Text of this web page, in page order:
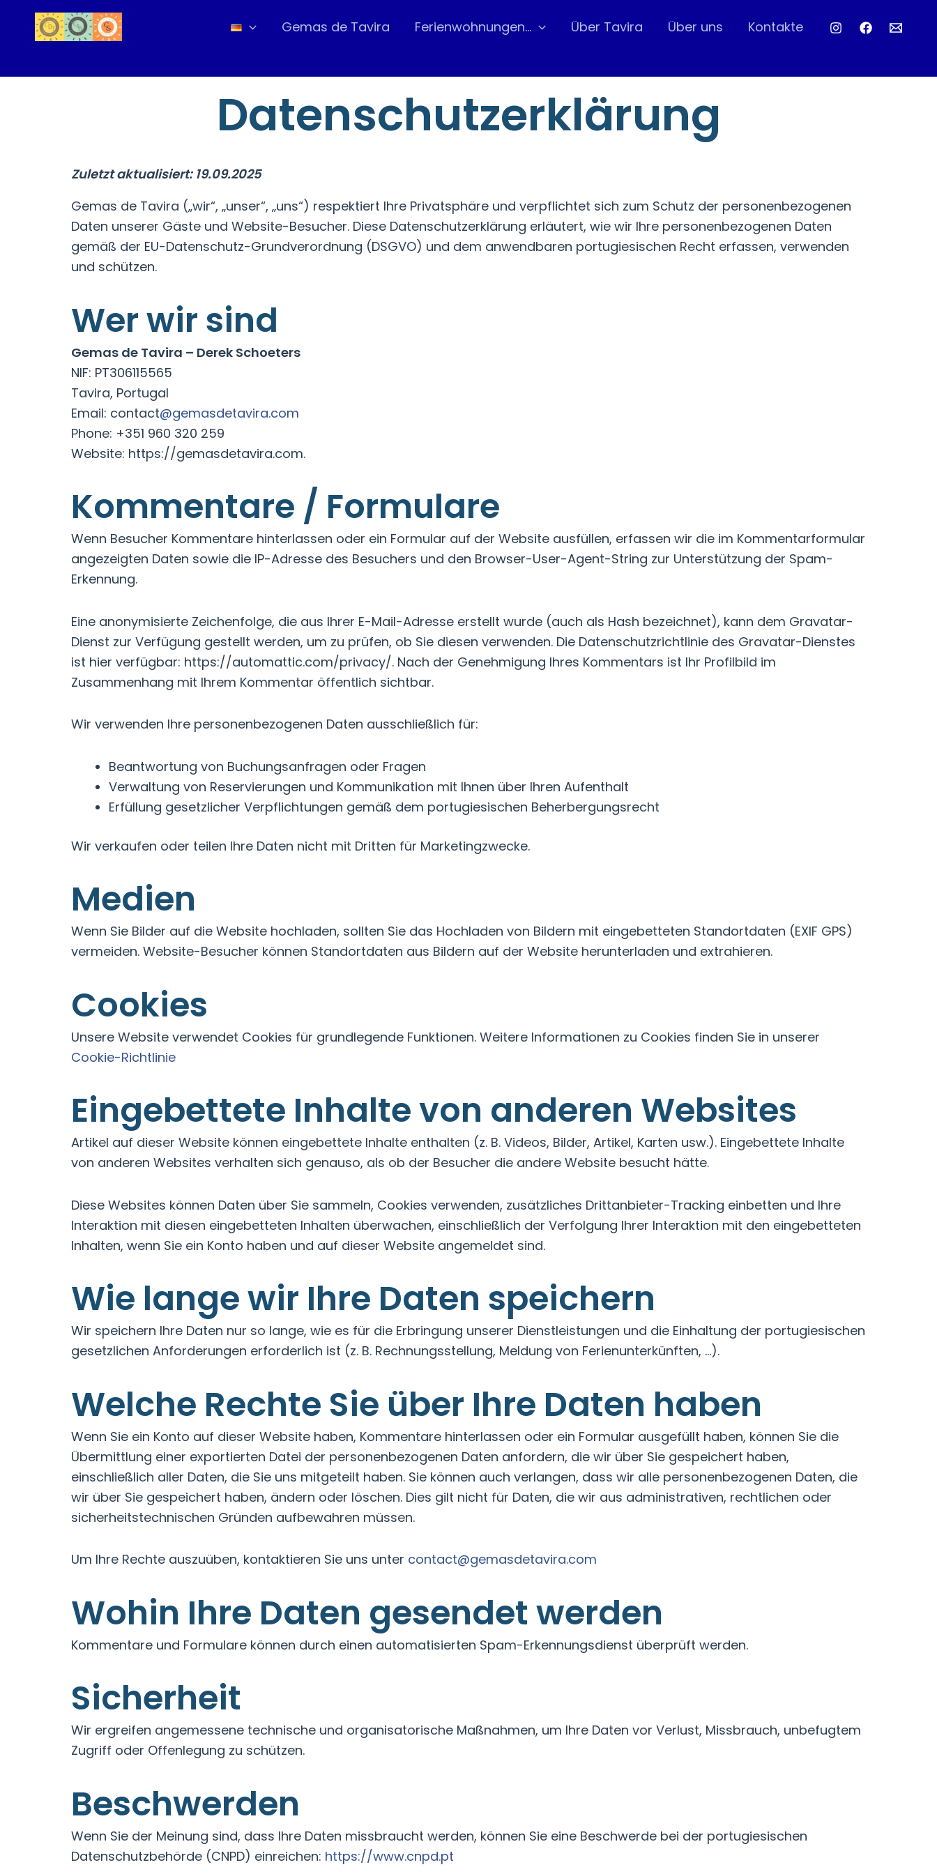
Gemas de Tavira Ferienwohnungen… Über Tavira Über uns Kontakte
Datenschutzerklärung
Zuletzt aktualisiert: 19.09.2025
Gemas de Tavira („wir“, „unser“, „uns“) respektiert Ihre Privatsphäre und verpflichtet sich zum Schutz der personenbezogenen
Daten unserer Gäste und Website-Besucher. Diese Datenschutzerklärung erläutert, wie wir Ihre personenbezogenen Daten
gemäß der EU-Datenschutz-Grundverordnung (DSGVO) und dem anwendbaren portugiesischen Recht erfassen, verwenden
und schützen.
Wer wir sind
Gemas de Tavira – Derek Schoeters
NIF: PT306115565
Tavira, Portugal
Email: contact@gemasdetavira.com
Phone: +351 960 320 259
Website: https://gemasdetavira.com.
Kommentare / Formulare
Wenn Besucher Kommentare hinterlassen oder ein Formular auf der Website ausfüllen, erfassen wir die im Kommentarformular
angezeigten Daten sowie die IP-Adresse des Besuchers und den Browser-User-Agent-String zur Unterstützung der Spam-
Erkennung.
Eine anonymisierte Zeichenfolge, die aus Ihrer E-Mail-Adresse erstellt wurde (auch als Hash bezeichnet), kann dem Gravatar-
Dienst zur Verfügung gestellt werden, um zu prüfen, ob Sie diesen verwenden. Die Datenschutzrichtlinie des Gravatar-Dienstes
ist hier verfügbar: https://automattic.com/privacy/. Nach der Genehmigung Ihres Kommentars ist Ihr Profilbild im
Zusammenhang mit Ihrem Kommentar öffentlich sichtbar.
Wir verwenden Ihre personenbezogenen Daten ausschließlich für:
Beantwortung von Buchungsanfragen oder Fragen
Verwaltung von Reservierungen und Kommunikation mit Ihnen über Ihren Aufenthalt
Erfüllung gesetzlicher Verpflichtungen gemäß dem portugiesischen Beherbergungsrecht
Wir verkaufen oder teilen Ihre Daten nicht mit Dritten für Marketingzwecke.
Medien
Wenn Sie Bilder auf die Website hochladen, sollten Sie das Hochladen von Bildern mit eingebetteten Standortdaten (EXIF GPS)
vermeiden. Website-Besucher können Standortdaten aus Bildern auf der Website herunterladen und extrahieren.
Cookies
Unsere Website verwendet Cookies für grundlegende Funktionen. Weitere Informationen zu Cookies finden Sie in unserer
Cookie-Richtlinie
Eingebettete Inhalte von anderen Websites
Artikel auf dieser Website können eingebettete Inhalte enthalten (z. B. Videos, Bilder, Artikel, Karten usw.). Eingebettete Inhalte
von anderen Websites verhalten sich genauso, als ob der Besucher die andere Website besucht hätte.
Diese Websites können Daten über Sie sammeln, Cookies verwenden, zusätzliches Drittanbieter-Tracking einbetten und Ihre
Interaktion mit diesen eingebetteten Inhalten überwachen, einschließlich der Verfolgung Ihrer Interaktion mit den eingebetteten
Inhalten, wenn Sie ein Konto haben und auf dieser Website angemeldet sind.
Wie lange wir Ihre Daten speichern
Wir speichern Ihre Daten nur so lange, wie es für die Erbringung unserer Dienstleistungen und die Einhaltung der portugiesischen
gesetzlichen Anforderungen erforderlich ist (z. B. Rechnungsstellung, Meldung von Ferienunterkünften, …).
Welche Rechte Sie über Ihre Daten haben
Wenn Sie ein Konto auf dieser Website haben, Kommentare hinterlassen oder ein Formular ausgefüllt haben, können Sie die
Übermittlung einer exportierten Datei der personenbezogenen Daten anfordern, die wir über Sie gespeichert haben,
einschließlich aller Daten, die Sie uns mitgeteilt haben. Sie können auch verlangen, dass wir alle personenbezogenen Daten, die
wir über Sie gespeichert haben, ändern oder löschen. Dies gilt nicht für Daten, die wir aus administrativen, rechtlichen oder
sicherheitstechnischen Gründen aufbewahren müssen.
Um Ihre Rechte auszuüben, kontaktieren Sie uns unter contact@gemasdetavira.com
Wohin Ihre Daten gesendet werden
Kommentare und Formulare können durch einen automatisierten Spam-Erkennungsdienst überprüft werden.
Sicherheit
Wir ergreifen angemessene technische und organisatorische Maßnahmen, um Ihre Daten vor Verlust, Missbrauch, unbefugtem
Zugriff oder Offenlegung zu schützen.
Beschwerden
Wenn Sie der Meinung sind, dass Ihre Daten missbraucht werden, können Sie eine Beschwerde bei der portugiesischen
Datenschutzbehörde (CNPD) einreichen: https://www.cnpd.pt